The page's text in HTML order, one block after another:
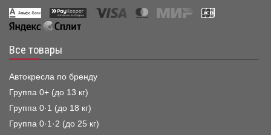
Все товары
Автокресла по бренду
Группа 0+ (до 13 кг)
Группа 0·1 (до 18 кг)
Группа 0·1·2 (до 25 кг)